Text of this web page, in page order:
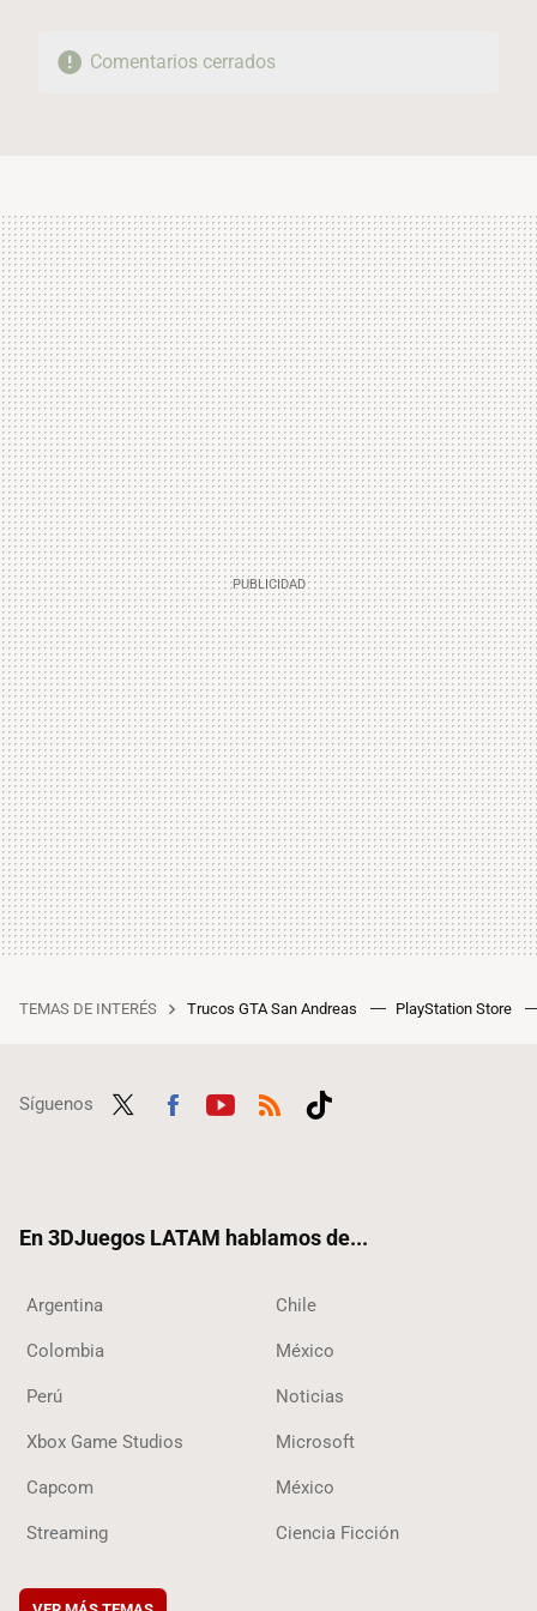
Comentarios cerrados
TEMAS DE INTERÉS Trucos GTA San Andreas PlayStation Store
Síguenos
En 3DJuegos LATAM hablamos de...
Argentina Chile
Colombia México
Perú Noticias
Xbox Game Studios Microsoft
Capcom México
Streaming Ciencia Ficción